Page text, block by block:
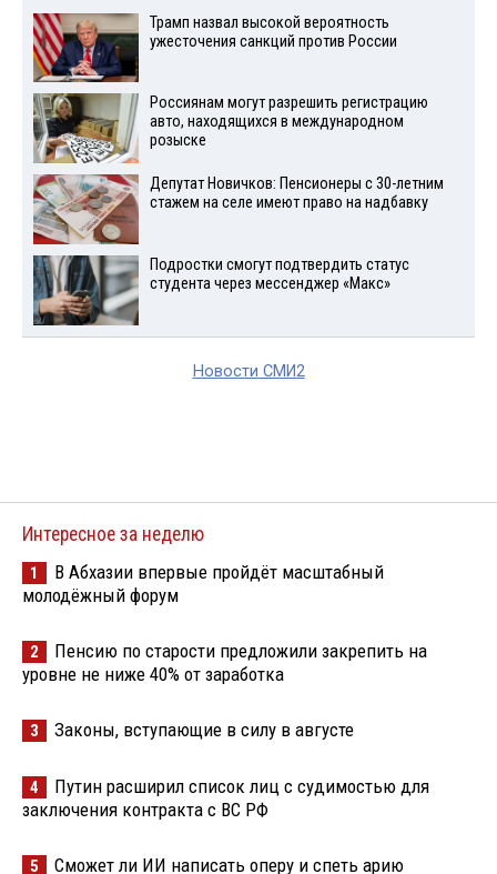
Трамп назвал высокой вероятность
ужесточения санкций против России
Россиянам могут разрешить регистрацию
авто, находящихся в международном
розыске
Депутат Новичков: Пенсионеры с 30-летним
стажем на селе имеют право на надбавку
Подростки смогут подтвердить статус
студента через мессенджер «Макс»
Новости СМИ2
Интересное за неделю
1
В Абхазии впервые пройдёт масштабный
молодёжный форум
2
Пенсию по старости предложили закрепить на
уровне не ниже 40% от заработка
3 Законы, вступающие в силу в августе
4
Путин расширил список лиц с судимостью для
заключения контракта с ВС РФ
5 Сможет ли ИИ написать оперу и спеть арию